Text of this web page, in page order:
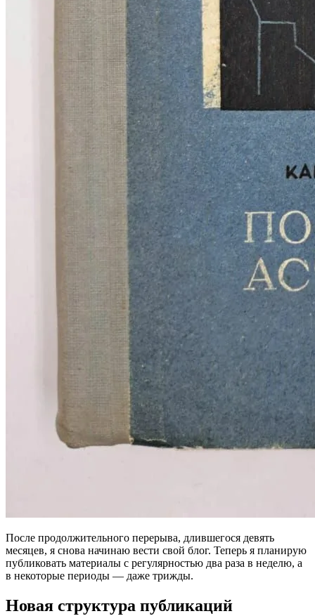
После продолжительного перерыва, длившегося девять
месяцев, я снова начинаю вести свой блог. Теперь я планирую
публиковать материалы с регулярностью два раза в неделю, а
в некоторые периоды — даже трижды.
Новая структура публикаций